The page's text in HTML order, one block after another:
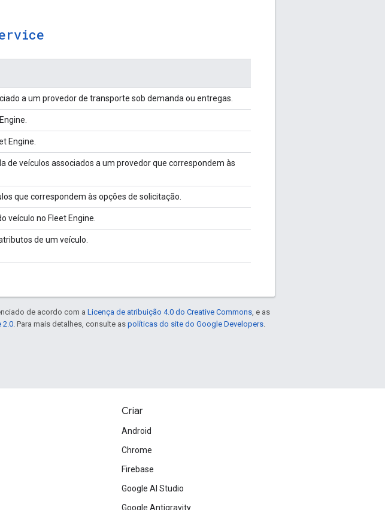
a um provedor de transporte sob demanda ou entregas.
Engine.
de veículos associados a um provedor que correspondem às
que correspondem às opções de solicitação.
veículo no Fleet Engine.
de um veículo.
de acordo com a Licença de atribuição 4.0 do Creative Commons , e as
2.0 . Para mais detalhes, consulte as políticas do site do Google Developers
Criar
Android
Chrome
Firebase
Google AI Studio
Google Antigravity